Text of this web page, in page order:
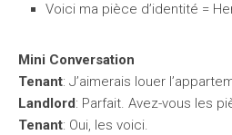
Voici ma pièce d’identité =
Mini Conversation
Tenant: J’aimerais louer
Landlord: Parfait. Avez-vous les
Tenant: Oui, les voici.